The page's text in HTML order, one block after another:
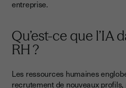
6. Communication améliorée tout
7. Meilleure expérience candidat
Quels sont les avantages de l’IA
9. Rétention des talents
entreprise.
Qu’est-ce que l’IA
RH ?
Les ressources humaines
recrutement de nouveaux